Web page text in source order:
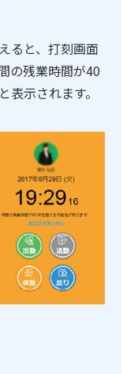
ると、打刻画面
の残業時間が40
示されます。